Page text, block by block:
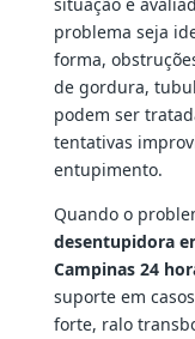
situação é
problema seja
forma,
de gordura,
podem ser
tentativas
entupimento.
Quando o
desentupidora
Campinas 24
suporte em
forte, ralo